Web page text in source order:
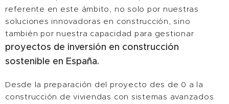
referente en este ámbito, no solo por nuestras
soluciones innovadoras en construcción, sino
también por nuestra capacidad para gestionar
proyectos de inversión en construcción
sostenible en España.
Desde la preparación del proyecto des de 0 a la
construcción de viviendas con sistemas avanzados